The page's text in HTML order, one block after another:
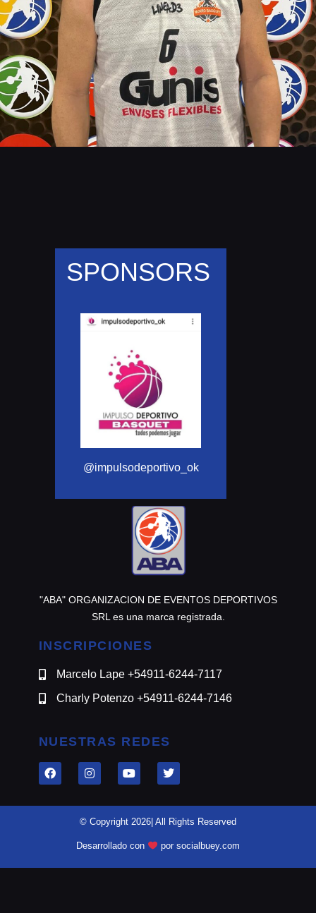
SPONSORS
@impulsodeportivo_ok
"ABA" ORGANIZACION DE EVENTOS DEPORTIVOS
SRL es una marca registrada.
INSCRIPCIONES
Marcelo Lape +54911-6244-7117
Charly Potenzo +54911-6244-7146
NUESTRAS REDES
© Copyright 2026| All Rights Reserved
Desarrollado con por socialbuey.com